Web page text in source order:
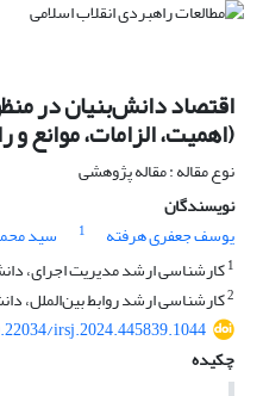
اقتصاد دانش‌بنیان در
(اهمیت، الزامات، موانع و
نوع مقاله : مقاله پژوهشی
نویسندگان
یوسف جعفری هرفته
1 سید
1کارشناسی ارشد مدیریت اجرای،
2کارشناسی ارشد روابط بین‌الملل،
irsj.2024.445839.1044
چکیده